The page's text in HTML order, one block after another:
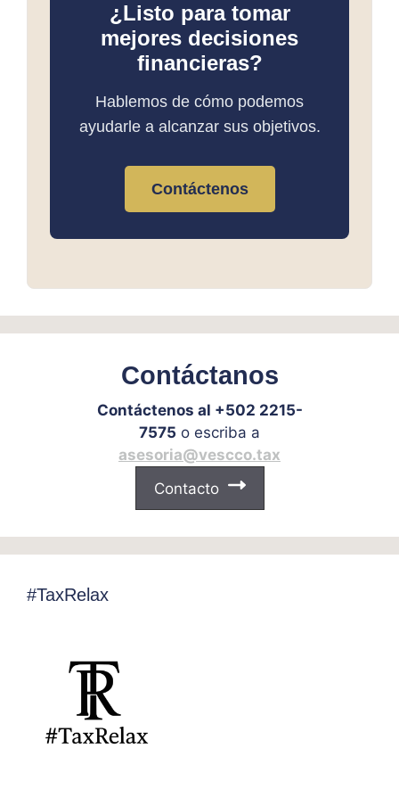
¿Listo para tomar
mejores decisiones
financieras?
Hablemos de cómo podemos
ayudarle a alcanzar sus objetivos.
Contáctenos
Contáctanos
Contáctenos al +502 2215-
7575 o escriba a
asesoria@vescco.tax
Contacto
#TaxRelax